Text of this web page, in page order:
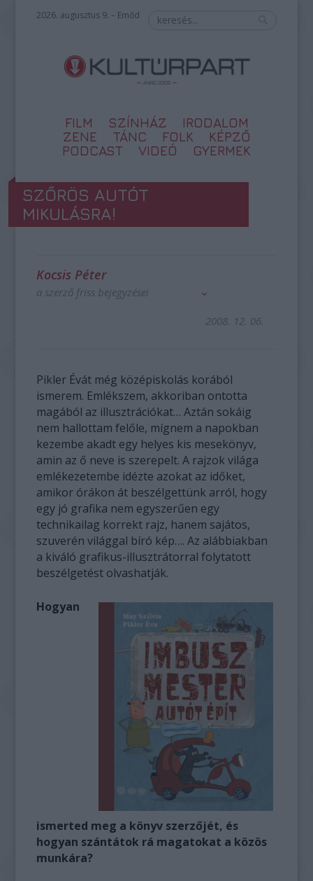
2026. augusztus 9. – Emőd
FILM SZÍNHÁZ
IRODALOM
ZENE
TÁNC FOLK
KÉPZŐ
PODCAST
VIDEÓ GYERMEK
SZŐRÖS AUTÓT
MIKULÁSRA!
Kocsis Péter
a szerző friss bejegyzései
2008. 12. 06.
Pikler Évát még középiskolás korából
ismerem. Emlékszem, akkoriban ontotta
magából az illusztrációkat… Aztán sokáig
nem hallottam felőle, mígnem a napokban
kezembe akadt egy helyes kis mesekönyv,
amin az ő neve is szerepelt. A rajzok világa
emlékezetembe idézte azokat az időket,
amikor órákon át beszélgettünk arról, hogy
egy jó grafika nem egyszerűen egy
technikailag korrekt rajz, hanem sajátos,
szuverén világgal bíró kép…. Az alábbiakban
a kiváló grafikus-illusztrátorral folytatott
beszélgetést olvashatják.
Hogyan
ismerted meg a könyv szerzőjét, és
hogyan szántátok rá magatokat a közös
munkára?